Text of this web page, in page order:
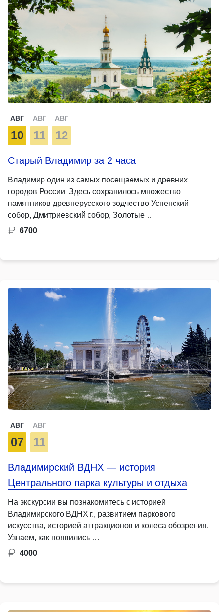
АВГ
10
АВГ
11
АВГ
12
Старый Владимир за 2 часа
Владимир один из самых посещаемых и древних
городов России. Здесь сохранилось множество
памятников древнерусского зодчество Успенский
собор, Дмитриевский собор, Золотые …
6700
АВГ
07
АВГ
11
Владимирский ВДНХ — история
Центрального парка культуры и отдыха
На экскурсии вы познакомитесь с историей
Владимирского ВДНХ г., развитием паркового
искусства, историей аттракционов и колеса обозрения.
Узнаем, как появились …
4000